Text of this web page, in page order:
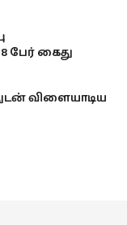
பேர் கைது
விளையாடிய